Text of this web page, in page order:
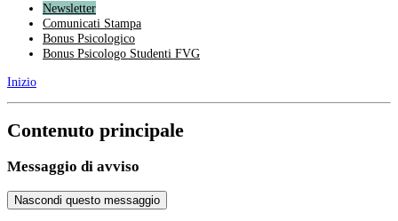
Newsletter
Comunicati Stampa
Bonus Psicologico
Bonus Psicologo Studenti FVG
Inizio
Contenuto principale
Messaggio di avviso
Nascondi questo messaggio